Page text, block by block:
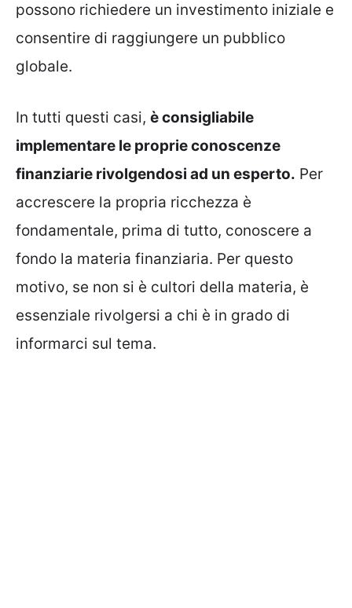
possono richiedere un investimento iniziale e
consentire di raggiungere un pubblico
globale.
In tutti questi casi, è consigliabile
implementare le proprie conoscenze
finanziarie rivolgendosi ad un esperto. Per
accrescere la propria ricchezza è
fondamentale, prima di tutto, conoscere a
fondo la materia finanziaria. Per questo
motivo, se non si è cultori della materia, è
essenziale rivolgersi a chi è in grado di
informarci sul tema.